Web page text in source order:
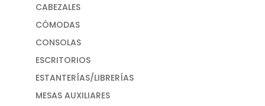
CABEZALES
CÓMODAS
CONSOLAS
ESCRITORIOS
ESTANTERÍAS/LIBRERÍAS
MESAS AUXILIARES